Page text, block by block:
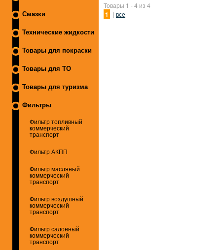
Смазки
Технические жидкости
Товары для покраски
Товары для ТО
Товары для туризма
Фильтры
Фильтр топливный
коммерческий
транспорт
Фильтр АКПП
Фильтр масляный
коммерческий
транспорт
Фильтр воздушный
коммерческий
транспорт
Фильтр салонный
коммерческий
транспорт
Товары 1 - 4 из 4
1 | все